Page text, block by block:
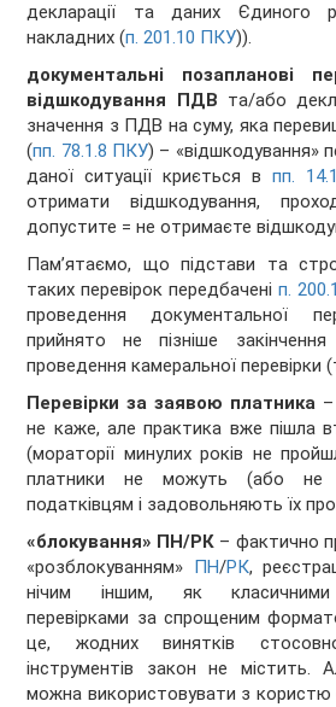
декларації та даних Єдиного
накладних (п. 201.10 ПКУ)).
документальні позапланові
відшкодування ПДВ та/або
значення з ПДВ на суму, яка
(пп. 78.1.8 ПКУ) – «відшкодування»
даної ситуації криється в пп.
отримати відшкодування,
допустите = не отримаєте
Пам’ятаємо, що підстави та
таких перевірок передбачені п.
проведення документальної
прийнято не пізніше
проведення камеральної перевірки
Перевірки за заявою платника–
не каже, але практика вже пішла
(мораторії минулих років не
платники не можуть (або не
податківцям і задовольняють їх
«блокування» ПН/РК – фактично
«розблокуванням» ПН/РК,
нічим іншим, як класичними
перевірками за спрощеним
це, жодних винятків
інструментів закон не містить.
можна використовувати з користю